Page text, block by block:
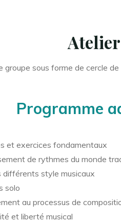
groupe sous forme de cercle
Programme
et exercices fondamentaux
de rythmes du monde
différents style musicaux
solo
au processus de
et liberté musical